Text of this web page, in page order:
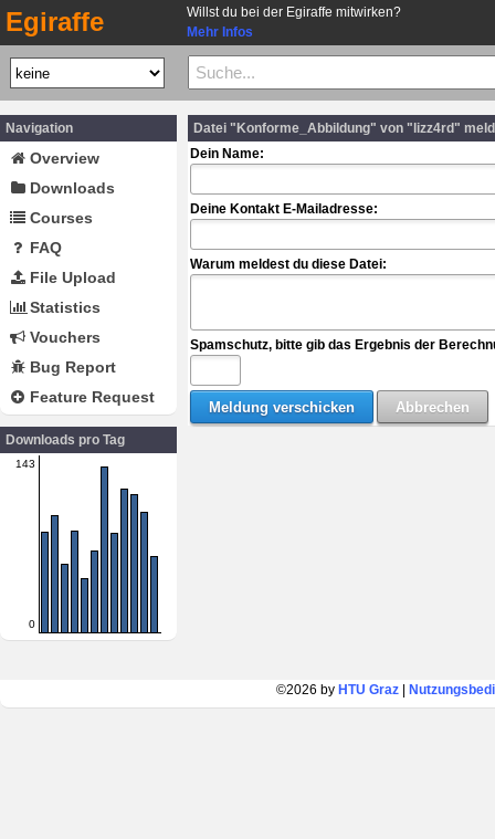
Egiraffe
Willst du bei der Egiraffe mitwirken?
Mehr Infos
Navigation
Overview
Downloads
Courses
FAQ
File Upload
Statistics
Vouchers
Bug Report
Feature Request
Downloads pro Tag
143
0
Datei "Konforme_Abbildung" von "lizz4rd"
Dein Name:
Deine Kontakt E-Mailadresse:
Warum meldest du diese Datei:
Spamschutz, bitte gib das Ergebnis der
©2026 by HTU Graz|